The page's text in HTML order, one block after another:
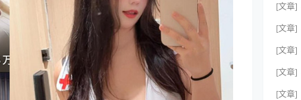
[文章]
[文章]
[文章]
[文章]
[文章]